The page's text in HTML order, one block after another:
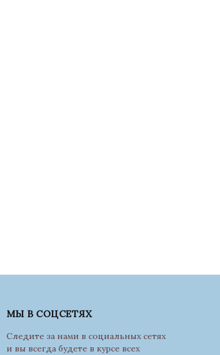
МЫ В СОЦСЕТЯХ
Следите за нами в социальных сетях
и вы всегда будете в курсе всех